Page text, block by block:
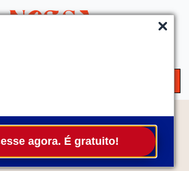
agora. É gratuito!